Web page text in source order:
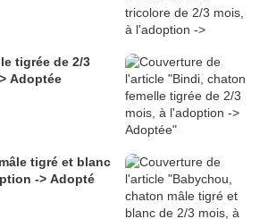
tigrée de 2/3
Adoptée
tigré et blanc
-> Adopté